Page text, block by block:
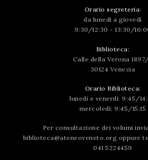
Orario segreteria:
da lunedì a giovedì
9:30/12:30 - 13:30/
Biblioteca:
Calle della Verona
30124 Venezia
Orario Biblioteca:
lunedì e venerdì: 9:45/
mercoledì: 9:45/15:15
Per consultazione dei volumi
biblioteca@ateneoveneto.org oppure
041 5224459